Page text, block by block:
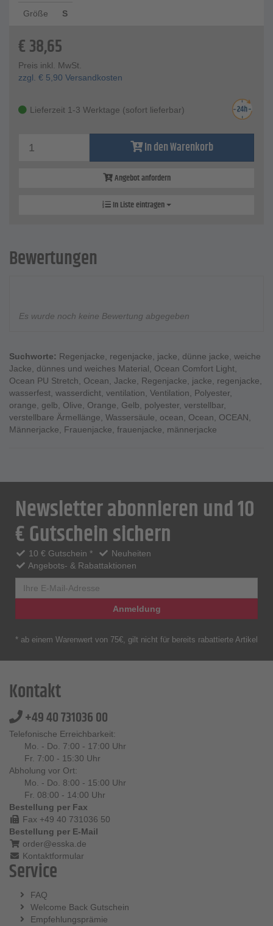
Größe S
€38,65
Preis inkl. MwSt.
zzgl. € 5,90 Versandkosten
Lieferzeit 1-3 Werktage (sofort lieferbar)
In den Warenkorb
Angebot anfordern
In Liste eintragen
Bewertungen
Es wurde noch keine Bewertung abgegeben
Suchworte: Regenjacke, regenjacke, jacke, dünne jacke, weiche
Jacke, dünnes und weiches Material, Ocean Comfort Light,
Ocean PU Stretch, Ocean, Jacke, Regenjacke, jacke, regenjacke,
wasserfest, wasserdicht, ventilation, Ventilation, Polyester,
orange, gelb, Olive, Orange, Gelb, polyester, verstellbar,
verstellbare Ärmellänge, Wassersäule, ocean, Ocean, OCEAN,
Männerjacke, Frauenjacke, frauenjacke, männerjacke
Newsletter abonnieren und 10
€ Gutschein sichern
10 € Gutschein *
Neuheiten
Angebots- & Rabattaktionen
Anmeldung
* ab einem Warenwert von 75€, gilt nicht für bereits rabattierte Artikel
Kontakt
+49 40 731036 00
Telefonische Erreichbarkeit:
Mo. - Do. 7:00 - 17:00 Uhr
Fr. 7:00 - 15:30 Uhr
Abholung vor Ort:
Mo. - Do. 8:00 - 15:00 Uhr
Fr. 08:00 - 14:00 Uhr
Bestellung per Fax
Fax +49 40 731036 50
Bestellung per E-Mail
order@esska.de
Kontaktformular
Service
FAQ
Welcome Back Gutschein
Empfehlungsprämie